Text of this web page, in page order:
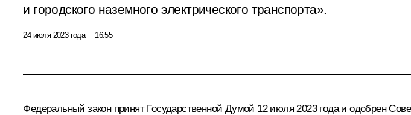
и городского наземного электрического транспорта».
24 июля 2023 года 16:55
Федеральный закон принят Государственной Думой 12 июля 2023 года и одобрен